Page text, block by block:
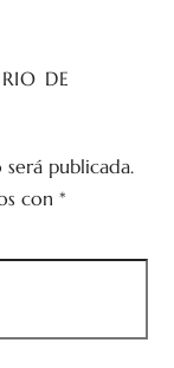
DE
publicada.
con*